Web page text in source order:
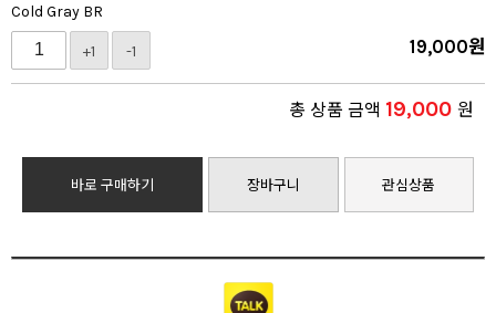
Cold Gray BR
+1 -1 19,000원
총 상품 금액 19,000 원
바로 구매하기 장바구니 관심상품